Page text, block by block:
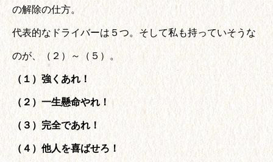
の解除の仕方。
代表的なドライバーは５つ。そして私も持っていそうな
のが、（２）～（５）。
（１）強くあれ！
（２）一生懸命やれ！
（３）完全であれ！
（４）他人を喜ばせろ！